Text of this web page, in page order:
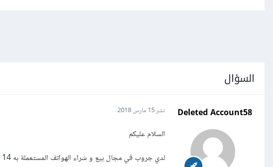
السؤال
Deleted Account58 نشر15 مارس 2018
السلام عليكم